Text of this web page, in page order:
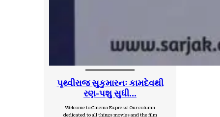
પૃથ્વીરાજ સુકુમારનઃ કામદેવથી
રણ-પશુ સુધી…
Welcome to Cinema Express! Our column
dedicated to all things movies and the film